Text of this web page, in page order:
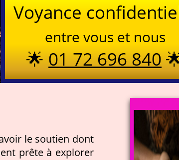
Voyance
entre vous et nous
🌟01 72 696 840
le soutien dont
prête à explorer